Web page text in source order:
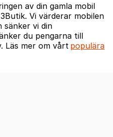
av din gamla mobil
Vi värderar mobilen
sänker vi din
du pengarna till
Läs mer om vårt populära